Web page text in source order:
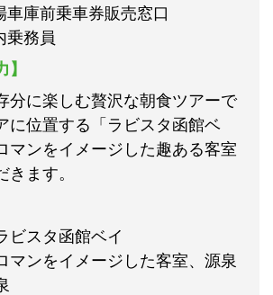
車庫前乗車券販売窓口
乗務員
】
分に楽しむ贅沢な朝食ツアーで
に位置する「ラビスタ函館ベ
マンをイメージした趣ある客室
きます。
ビスタ函館ベイ
マンをイメージした客室、源泉